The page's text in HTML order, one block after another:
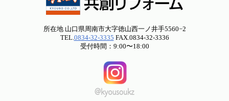
所在地 山口県周南市大字徳山西一ノ井手5560−2
TEL. 0834-32-3335 FAX.0834-32-3336
受付時間：9:00〜18:00